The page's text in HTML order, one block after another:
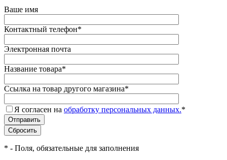
Ваше имя
Контактный телефон*
Электронная почта
Название товара*
Ссылка на товар другого магазина*
Я согласен на обработку персональных данных.*
* - Поля, обязательные для заполнения